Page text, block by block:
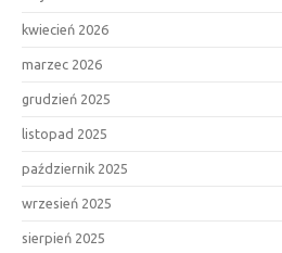
kwiecień 2026
marzec 2026
grudzień 2025
listopad 2025
październik 2025
wrzesień 2025
sierpień 2025